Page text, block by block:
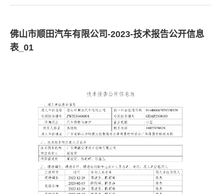
佛山市顺田汽车有限公司-2023-技术报告公开信息
表_01